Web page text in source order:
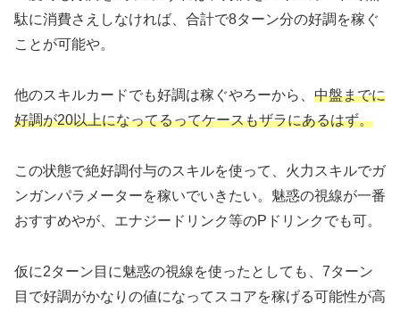
駄に消費さえしなければ、合計で8ターン分の好調を稼ぐ
ことが可能や。
他のスキルカードでも好調は稼ぐやろーから、 中盤までに
好調が20以上になってるってケースもザラにあるはず。
この状態で絶好調付与のスキルを使って、火力スキルでガ
ンガンパラメーターを稼いでいきたい。魅惑の視線が一番
おすすめやが、エナジードリンク等のPドリンクでも可。
仮に2ターン目に魅惑の視線を使ったとしても、7ターン
目で好調がかなりの値になってスコアを稼げる可能性が高